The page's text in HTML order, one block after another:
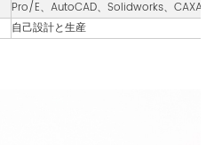
Pro/E、AutoCAD、Solidworks、CAXA、
自己設計と生産